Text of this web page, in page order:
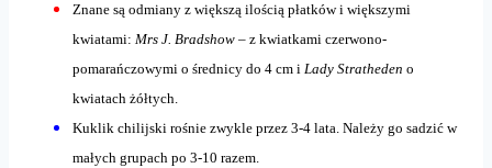
Znane są odmiany z większą ilością płatków i większymi
kwiatami: Mrs J. Bradshow – z kwiatkami czerwono-
pomarańczowymi o średnicy do 4 cm i Lady Stratheden o
kwiatach żółtych.
Kuklik chilijski rośnie zwykle przez 3-4 lata. Należy go sadzić w
małych grupach po 3-10 razem.